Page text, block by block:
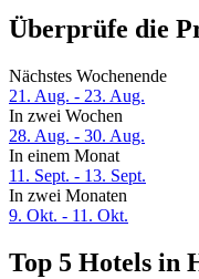
Überprüfe die
Nächstes Wochenende
21. Aug. - 23. Aug.
In zwei Wochen
28. Aug. - 30. Aug.
In einem Monat
11. Sept. - 13. Sept.
In zwei Monaten
9. Okt. - 11. Okt.
Top 5 Hotels in